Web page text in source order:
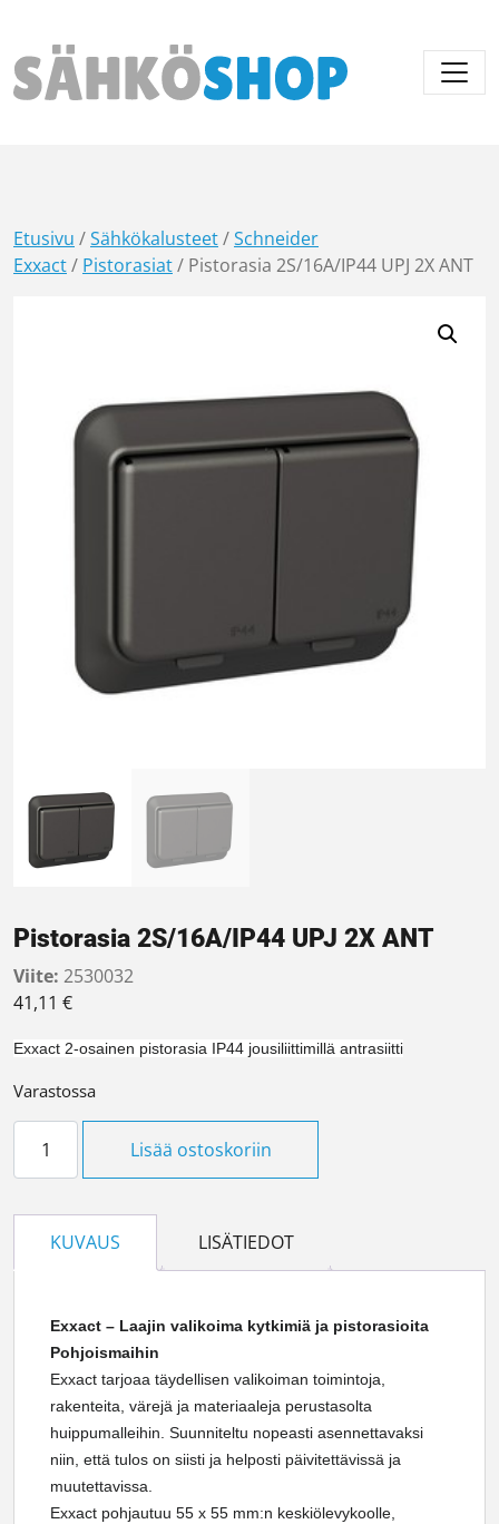
Päävalikko
Etusivu /Sähkökalusteet/Schneider
Exxact/ Pistorasiat/ Pistorasia 2S/16A/IP44 UPJ 2X ANT
Pistorasia 2S/16A/IP44 UPJ 2X ANT
Viite: 2530032
41,11 €
Exxact 2-osainen pistorasia IP44 jousiliittimillä antrasiitti
Varastossa
Lisää ostoskoriin
KUVAUS LISÄTIEDOT
Exxact – Laajin valikoima kytkimiä ja pistorasioita
Pohjoismaihin
Exxact tarjoaa täydellisen valikoiman toimintoja,
rakenteita, värejä ja materiaaleja perustasolta
huippumalleihin. Suunniteltu nopeasti asennettavaksi
niin, että tulos on siisti ja helposti päivitettävissä ja
muutettavissa.
Exxact pohjautuu 55 x 55 mm:n keskiölevykoolle,